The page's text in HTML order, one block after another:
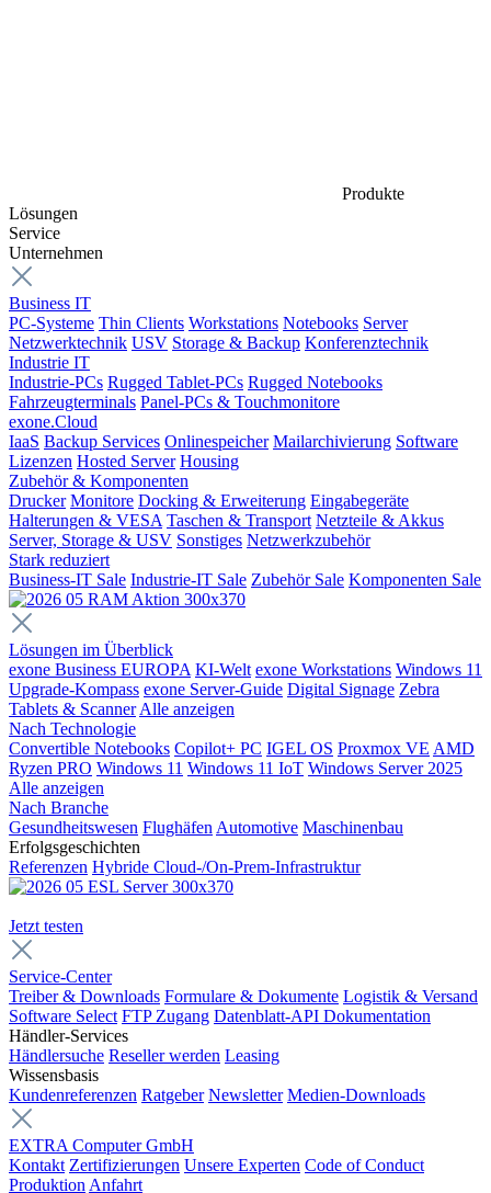
Produkte
Lösungen
Service
Unternehmen
Business IT
PC-Systeme Thin Clients Workstations Notebooks Server
Netzwerktechnik USV Storage & Backup Konferenztechnik
Industrie IT
Industrie-PCs Rugged Tablet-PCs Rugged Notebooks
Fahrzeugterminals Panel-PCs & Touchmonitore
exone.Cloud
IaaS Backup Services Onlinespeicher Mailarchivierung Software
Lizenzen Hosted Server Housing
Zubehör & Komponenten
Drucker Monitore Docking & Erweiterung Eingabegeräte
Halterungen & VESA Taschen & Transport Netzteile & Akkus
Server, Storage & USV Sonstiges Netzwerkzubehör
Stark reduziert
Business-IT Sale Industrie-IT Sale Zubehör Sale Komponenten Sale
Lösungen im Überblick
exone Business EUROPA KI-Welt exone Workstations Windows 11
Upgrade-Kompass exone Server-Guide Digital Signage Zebra
Tablets & Scanner Alle anzeigen
Nach Technologie
Convertible Notebooks Copilot+ PC IGEL OS Proxmox VE AMD
Ryzen PRO Windows 11 Windows 11 IoT Windows Server 2025
Alle anzeigen
Nach Branche
Gesundheitswesen Flughäfen Automotive Maschinenbau
Erfolgsgeschichten
Referenzen Hybride Cloud-/On-Prem-Infrastruktur
Jetzt testen
Service-Center
Treiber & Downloads Formulare & Dokumente Logistik & Versand
Software Select FTP Zugang Datenblatt-API Dokumentation
Händler-Services
Händlersuche Reseller werden Leasing
Wissensbasis
Kundenreferenzen Ratgeber Newsletter Medien-Downloads
EXTRA Computer GmbH
Kontakt Zertifizierungen Unsere Experten Code of Conduct
Produktion Anfahrt